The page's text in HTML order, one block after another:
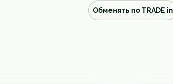
Обменять по TRADE in